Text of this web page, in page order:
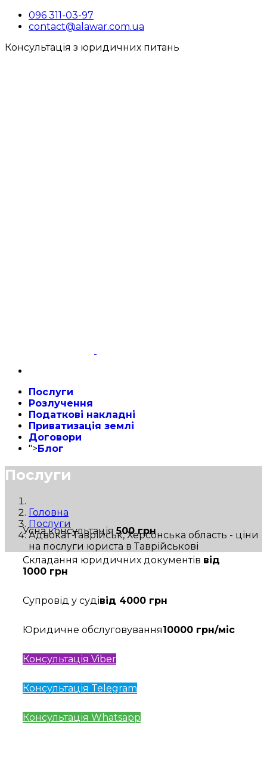
096 311-03-97
contact@alawar.com.ua
Консультація з юридичних питань
Послуги
Розлучення
Податкові накладні
Приватизація землі
Договори
">Блог
Послуги
Головна
Послуги
Адвокат Таврійськ, Херсонська область - ціни
на послуги юриста в Таврійськові
Усна консультація500 грн
Складання юридичних документів від
1000 грн
Супровід у судівід 4000 грн
Юридичне обслуговування10000 грн/міс
Консультація Viber
Консультація Telegram
Консультація Whatsapp